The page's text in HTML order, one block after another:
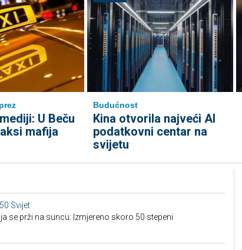
U Beču
mafija
Budućnost
Kina otvorila najveći AI
podatkovni centar na
svijetu
Svijet
se prži na suncu: Izmjereno skoro 50 stepeni